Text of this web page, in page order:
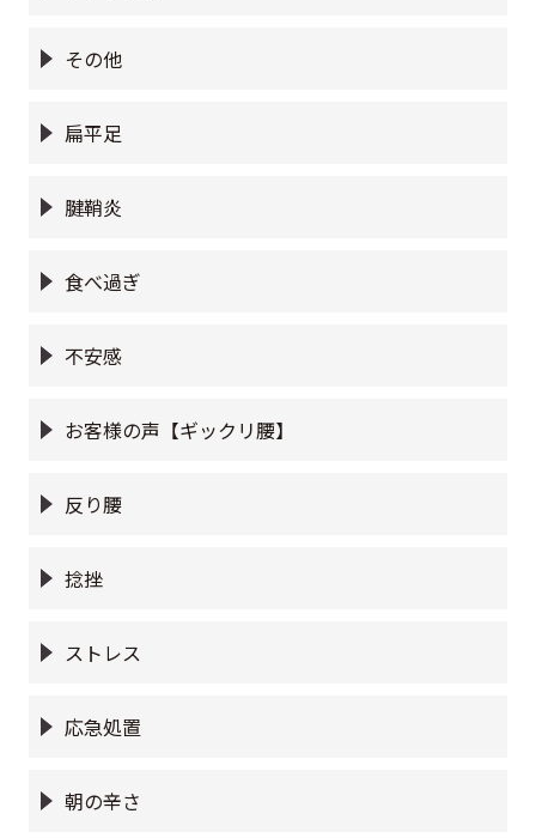
その他
扁平足
腱鞘炎
食べ過ぎ
不安感
お客様の声【ギックリ腰】
反り腰
捻挫
ストレス
応急処置
朝の辛さ